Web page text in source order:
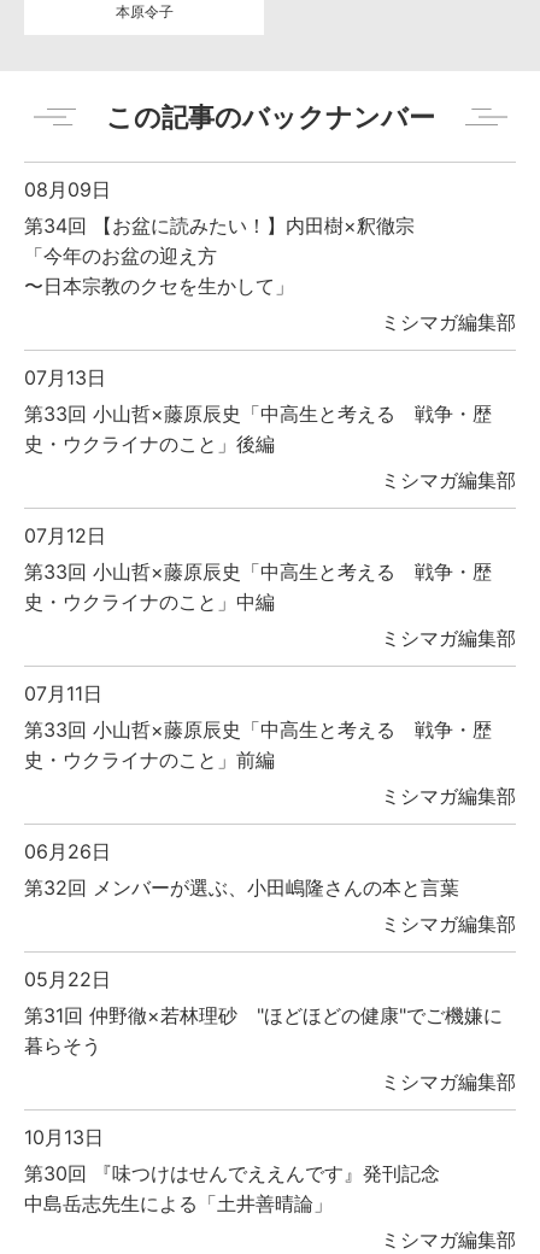
本原令子
この記事のバックナンバー
08月09日
第34回 【お盆に読みたい！】内田樹×釈徹宗
「今年のお盆の迎え方
〜日本宗教のクセを生かして」
ミシマガ編集部
07月13日
第33回 小山哲×藤原辰史「中高生と考える 戦争・歴
史・ウクライナのこと」後編
ミシマガ編集部
07月12日
第33回 小山哲×藤原辰史「中高生と考える 戦争・歴
史・ウクライナのこと」中編
ミシマガ編集部
07月11日
第33回 小山哲×藤原辰史「中高生と考える 戦争・歴
史・ウクライナのこと」前編
ミシマガ編集部
06月26日
第32回 メンバーが選ぶ、小田嶋隆さんの本と言葉
ミシマガ編集部
05月22日
第31回 仲野徹×若林理砂 "ほどほどの健康"でご機嫌に
暮らそう
ミシマガ編集部
10月13日
第30回 『味つけはせんでええんです』発刊記念
中島岳志先生による「土井善晴論」
ミシマガ編集部